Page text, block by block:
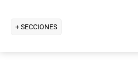
+ SECCIONES